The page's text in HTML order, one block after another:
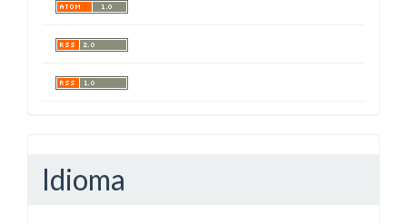
Idioma